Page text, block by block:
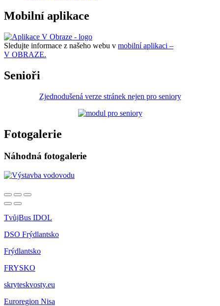
Mobilní aplikace
Sledujte informace z našeho webu v mobilní aplikaci –
V OBRAZE.
Senioři
Zjednodušená verze stránek nejen pro seniory
Fotogalerie
Náhodná fotogalerie
TvůjBus IDOL
DSO Frýdlantsko
Frýdlantsko
FRYSKO
skryteskvosty.eu
Euroregion Nisa